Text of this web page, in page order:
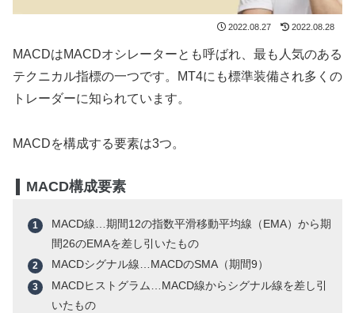
2022.08.27 2022.08.28
MACDはMACDオシレーターとも呼ばれ、最も人気のある
テクニカル指標の一つです。MT4にも標準装備され多くの
トレーダーに知られています。
MACDを構成する要素は3つ。
MACD構成要素
MACD線…期間12の指数平滑移動平均線（EMA）から期
間26のEMAを差し引いたもの
MACDシグナル線…MACDのSMA（期間9）
MACDヒストグラム…MACD線からシグナル線を差し引
いたもの